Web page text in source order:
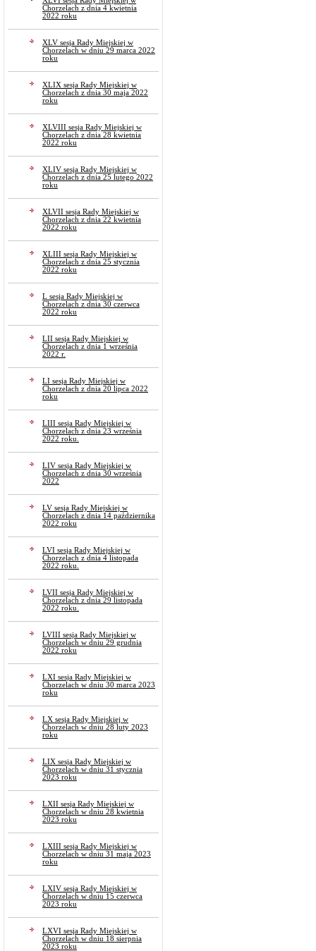
Chorzelach z dnia 4 kwietnia
2022 roku
XLV sesja Rady Miejskiej w
Chorzelach w dniu 29 marca 2022
roku
XLIX sesja Rady Miejskiej w
Chorzelach z dnia 30 maja 2022
roku
XLVIII sesja Rady Miejskiej w
Chorzelach z dnia 28 kwietnia
2022 roku
XLIV sesja Rady Miejskiej w
Chorzelach z dnia 25 lutego 2022
roku
XLVII sesja Rady Miejskiej w
Chorzelach z dnia 22 kwietnia
2022 roku
XLIII sesja Rady Miejskiej w
Chorzelach z dnia 25 stycznia
2022 roku
L sesja Rady Miejskiej w
Chorzelach z dnia 30 czerwca
2022 roku
LII sesja Rady Miejskiej w
Chorzelach z dnia 1 września
2022 r.
LI sesja Rady Miejskiej w
Chorzelach z dnia 20 lipca 2022
roku
LIII sesja Rady Miejskiej w
Chorzelach z dnia 23 września
2022 roku.
LIV sesja Rady Miejskiej w
Chorzelach z dnia 30 września
2022
LV sesja Rady Miejskiej w
Chorzelach z dnia 14 października
2022 roku
LVI sesja Rady Miejskiej w
Chorzelach z dnia 4 listopada
2022 roku.
LVII sesja Rady Miejskiej w
Chorzelach z dnia 29 listopada
2022 roku.
LVIII sesja Rady Miejskiej w
Chorzelach w dniu 29 grudnia
2022 roku
LXI sesja Rady Miejskiej w
Chorzelach w dniu 30 marca 2023
roku
LX sesja Rady Miejskiej w
Chorzelach w dniu 28 luty 2023
roku
LIX sesja Rady Miejskiej w
Chorzelach w dniu 31 stycznia
2023 roku
LXII sesja Rady Miejskiej w
Chorzelach w dniu 28 kwietnia
2023 roku
LXIII sesja Rady Miejskiej w
Chorzelach w dniu 31 maja 2023
roku
LXIV sesja Rady Miejskiej w
Chorzelach w dniu 15 czerwca
2023 roku
LXVI sesja Rady Miejskiej w
Chorzelach w dniu 18 sierpnia
2023 roku